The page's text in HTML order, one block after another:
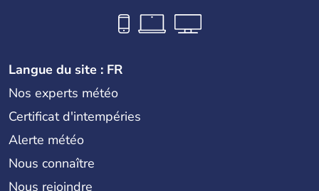
Langue du site : FR
Nos experts météo
Certificat d'intempéries
Alerte météo
Nous connaître
Nous rejoindre